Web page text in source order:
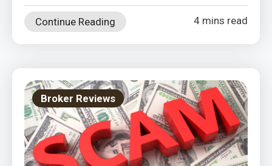
Continue Reading 4 mins read
Broker Reviews